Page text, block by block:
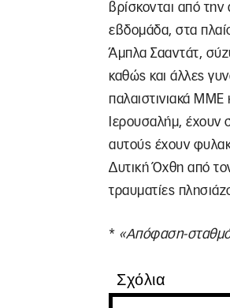
βρίσκονται από την
εβδομάδα, στα
Άμπλα Σααντάτ,
καθώς και άλλες
παλαιστινιακά ΜΜΕ
Ιερουσαλήμ, έχουν
αυτούς έχουν
Δυτική Όχθη από
τραυματίες
* «Απόφαση-
Σχόλια